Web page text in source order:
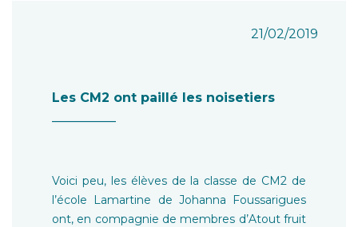
21/02/2019
Les CM2 ont paillé les noisetiers
Voici peu, les élèves de la classe de CM2 de
l’école Lamartine de Johanna Foussarigues
ont, en compagnie de membres d’Atout fruit